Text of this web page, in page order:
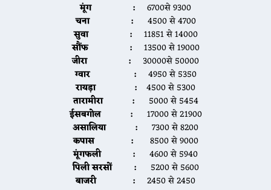
मूंग :
6700से 9300
चना :
4500 से 4700
सुवा :
11851 से 14000
सौंफ :
13500 से 19000
जीरा :
30000से 50000
ग्वार :
4950 से 5350
रायड़ा :
4500 से 5300
तारामीरा : 5000 से 5454
ईसबगोल : 17000 से 21900
असालिया :
7300 से 8200
कपास :
8500 से 9000
मूंगफली :
4600 से 5940
पिली सरसों :
5200 से 5600
बाजरी : 2450 से 2450